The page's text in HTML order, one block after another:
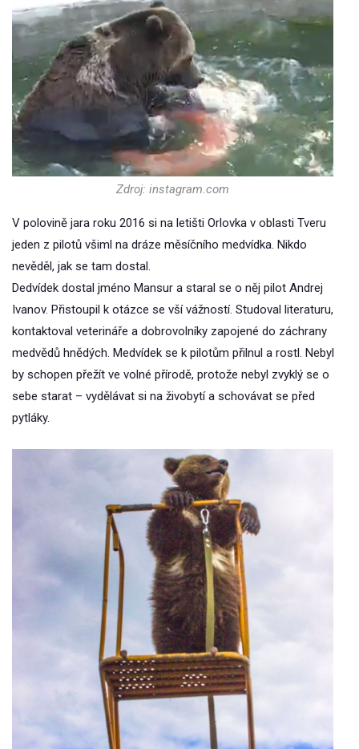
Zdroj: instagram.com
V polovině jara roku 2016 si na letišti Orlovka v oblasti Tveru
jeden z pilotů všiml na dráze měsíčního medvídka. Nikdo
nevěděl, jak se tam dostal.
Dedvídek dostal jméno Mansur a staral se o něj pilot Andrej
Ivanov. Přistoupil k otázce se vší vážností. Studoval literaturu,
kontaktoval veterináře a dobrovolníky zapojené do záchrany
medvědů hnědých. Medvídek se k pilotům přilnul a rostl. Nebyl
by schopen přežít ve volné přírodě, protože nebyl zvyklý se o
sebe starat – vydělávat si na živobytí a schovávat se před
pytláky.